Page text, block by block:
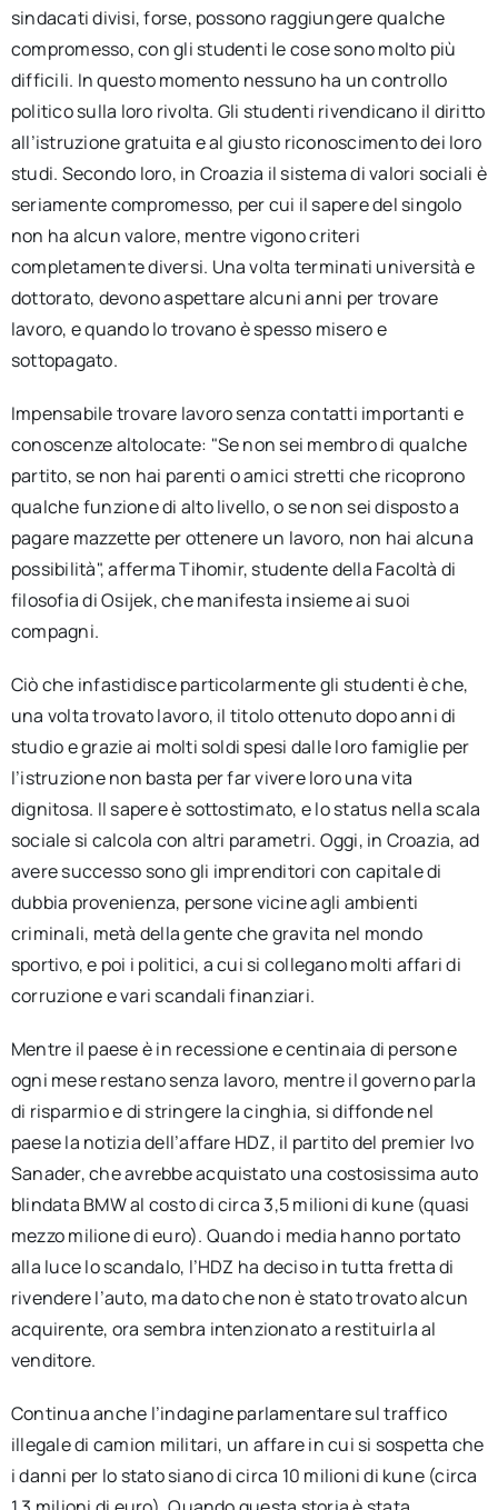
sindacati divisi, forse, possono raggiungere qualche
compromesso, con gli studenti le cose sono molto più
difficili. In questo momento nessuno ha un controllo
politico sulla loro rivolta. Gli studenti rivendicano il diritto
all’istruzione gratuita e al giusto riconoscimento dei loro
studi. Secondo loro, in Croazia il sistema di valori sociali è
seriamente compromesso, per cui il sapere del singolo
non ha alcun valore, mentre vigono criteri
completamente diversi. Una volta terminati università e
dottorato, devono aspettare alcuni anni per trovare
lavoro, e quando lo trovano è spesso misero e
sottopagato.
Impensabile trovare lavoro senza contatti importanti e
conoscenze altolocate: "Se non sei membro di qualche
partito, se non hai parenti o amici stretti che ricoprono
qualche funzione di alto livello, o se non sei disposto a
pagare mazzette per ottenere un lavoro, non hai alcuna
possibilità", afferma Tihomir, studente della Facoltà di
filosofia di Osijek, che manifesta insieme ai suoi
compagni.
Ciò che infastidisce particolarmente gli studenti è che,
una volta trovato lavoro, il titolo ottenuto dopo anni di
studio e grazie ai molti soldi spesi dalle loro famiglie per
l’istruzione non basta per far vivere loro una vita
dignitosa. Il sapere è sottostimato, e lo status nella scala
sociale si calcola con altri parametri. Oggi, in Croazia, ad
avere successo sono gli imprenditori con capitale di
dubbia provenienza, persone vicine agli ambienti
criminali, metà della gente che gravita nel mondo
sportivo, e poi i politici, a cui si collegano molti affari di
corruzione e vari scandali finanziari.
Mentre il paese è in recessione e centinaia di persone
ogni mese restano senza lavoro, mentre il governo parla
di risparmio e di stringere la cinghia, si diffonde nel
paese la notizia dell’affare HDZ, il partito del premier Ivo
Sanader, che avrebbe acquistato una costosissima auto
blindata BMW al costo di circa 3,5 milioni di kune (quasi
mezzo milione di euro). Quando i media hanno portato
alla luce lo scandalo, l’HDZ ha deciso in tutta fretta di
rivendere l’auto, ma dato che non è stato trovato alcun
acquirente, ora sembra intenzionato a restituirla al
venditore.
Continua anche l’indagine parlamentare sul traffico
illegale di camion militari, un affare in cui si sospetta che
i danni per lo stato siano di circa 10 milioni di kune (circa